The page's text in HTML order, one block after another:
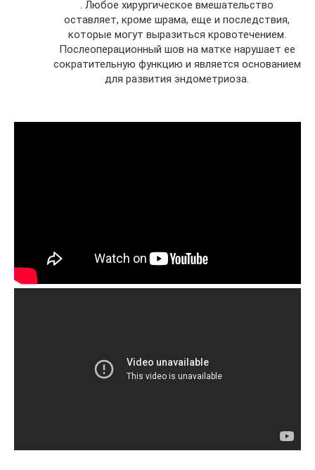
. Любое хирургическое вмешательство
оставляет, кроме шрама, еще и последствия,
которые могут выразиться кровотечением.
Послеоперационный шов на матке нарушает ее
сократительную функцию и является основанием
для развития эндометриоза.